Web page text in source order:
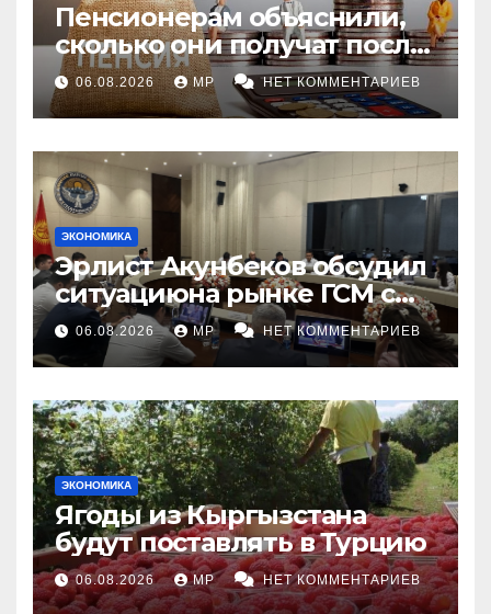
Пенсионерам объяснили,
сколько они получат после
индексации
06.08.2026 MP НЕТ КОММЕНТАРИЕВ
ЭКОНОМИКА
Эрлист Акунбеков обсудил
ситуациюна рынке ГСМ с
топливными компаниями
06.08.2026 MP НЕТ КОММЕНТАРИЕВ
ЭКОНОМИКА
Ягоды из Кыргызстана
будут поставлять в Турцию
06.08.2026 MP НЕТ КОММЕНТАРИЕВ